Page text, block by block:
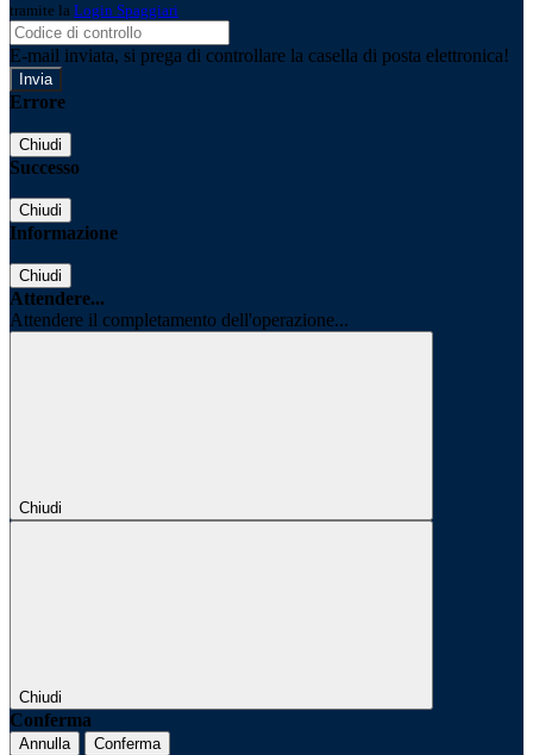
tramite la Login Spaggiari
E-mail inviata, si prega di controllare la casella di posta elettronica!
Errore
Chiudi
Successo
Chiudi
Informazione
Chiudi
Attendere...
Attendere il completamento dell'operazione...
Chiudi
Chiudi
Conferma
Annulla Conferma